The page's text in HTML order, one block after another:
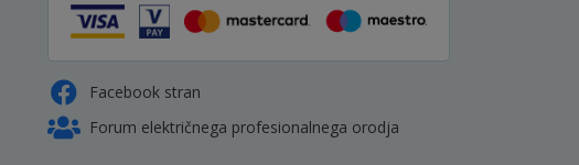
Facebook stran
Forum električnega profesionalnega orodja